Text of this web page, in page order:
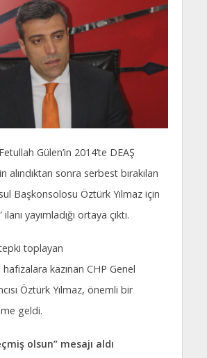
Gülen’in 2014’te DEAŞ
alındıktan sonra serbest bırakılan
Başkonsolosu Öztürk Yılmaz için
yayımladığı ortaya çıktı.
toplayan
hafızalara kazınan CHP Genel
Öztürk Yılmaz, önemli bir
geldi.
olsun” mesajı aldı